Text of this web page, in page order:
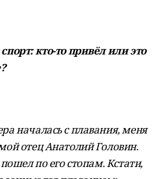
кто-то привёл или это
началась с плавания, меня
отец Анатолий Головин.
по его стопам. Кстати,